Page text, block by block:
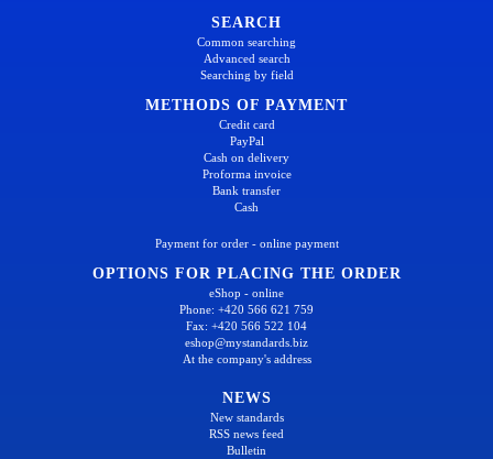
SEARCH
Common searching
Advanced search
Searching by field
METHODS OF PAYMENT
Credit card
PayPal
Cash on delivery
Proforma invoice
Bank transfer
Cash
Payment for order - online payment
OPTIONS FOR PLACING THE ORDER
eShop - online
Phone: +420 566 621 759
Fax: +420 566 522 104
eshop@mystandards.biz
At the company's address
NEWS
New standards
RSS news feed
Bulletin